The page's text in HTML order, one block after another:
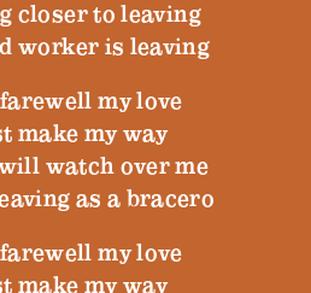
closer to leaving
worker is leaving
my love
make my way
watch over me
as a bracero
my love
make my way